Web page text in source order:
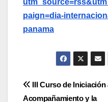
paign=dia-
panama
III Curso de Iniciación
Acompañamiento y la